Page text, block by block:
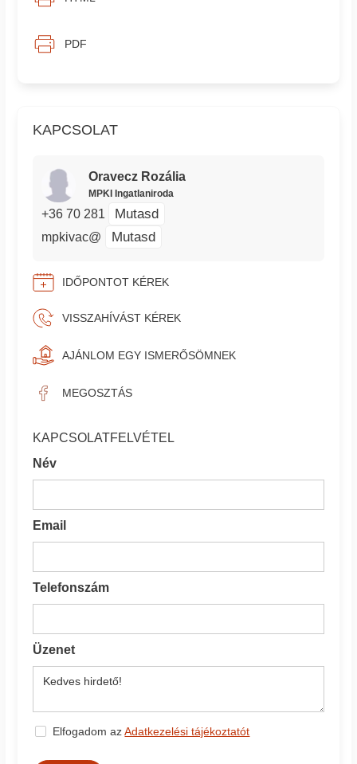
KAPCSOLAT
Oravecz Rozália
MPKI Ingatlaniroda
+36 70 281 Mutasd
mpkivac@ Mutasd
IDŐPONTOT KÉREK
VISSZAHÍVÁST KÉREK
AJÁNLOM EGY ISMERŐSÖMNEK
MEGOSZTÁS
KAPCSOLATFELVÉTEL
Név
Email
Telefonszám
Üzenet
Elfogadom azAdatkezelési tájékoztatót
PDF